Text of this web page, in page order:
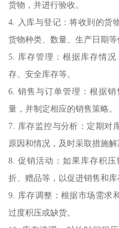
货物，并进行验收。
4. 入库与登记：将收到的货
货物种类、数量、生产日期等
5. 库存管理：根据库存情
存、安全库存等。
6. 销售与订单管理：根据
量，并制定相应的销售策略。
7. 库存监控与分析：定期对
原因和情况，及时采取措施解
8. 促销活动：如果库存积
折、赠品等，以促进销售和库
9. 库存调整：根据市场需求
过度积压或缺货。